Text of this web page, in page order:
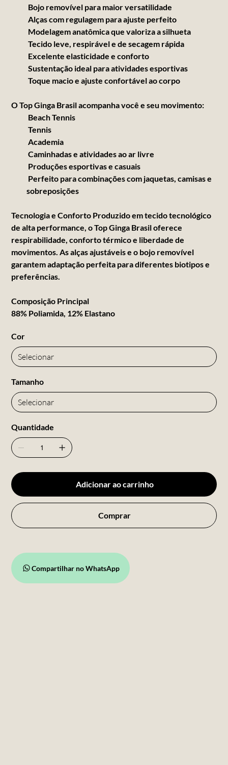
Bojo removível para maior versatilidade
Alças com regulagem para ajuste perfeito
Modelagem anatômica que valoriza a silhueta
Tecido leve, respirável e de secagem rápida
Excelente elasticidade e conforto
Sustentação ideal para atividades esportivas
Toque macio e ajuste confortável ao corpo
O Top Ginga Brasil acompanha você e seu movimento:
Beach Tennis
Tennis
Academia
Caminhadas e atividades ao ar livre
Produções esportivas e casuais
Perfeito para combinações com jaquetas, camisas e
sobreposições
Tecnologia e Conforto Produzido em tecido tecnológico
de alta performance, o Top Ginga Brasil oferece
respirabilidade, conforto térmico e liberdade de
movimentos. As alças ajustáveis e o bojo removível
garantem adaptação perfeita para diferentes biotipos e
preferências.
Composição Principal
88% Poliamida, 12% Elastano
Cor
Tamanho
Quantidade
Adicionar ao carrinho
Comprar
Compartilhar no WhatsApp